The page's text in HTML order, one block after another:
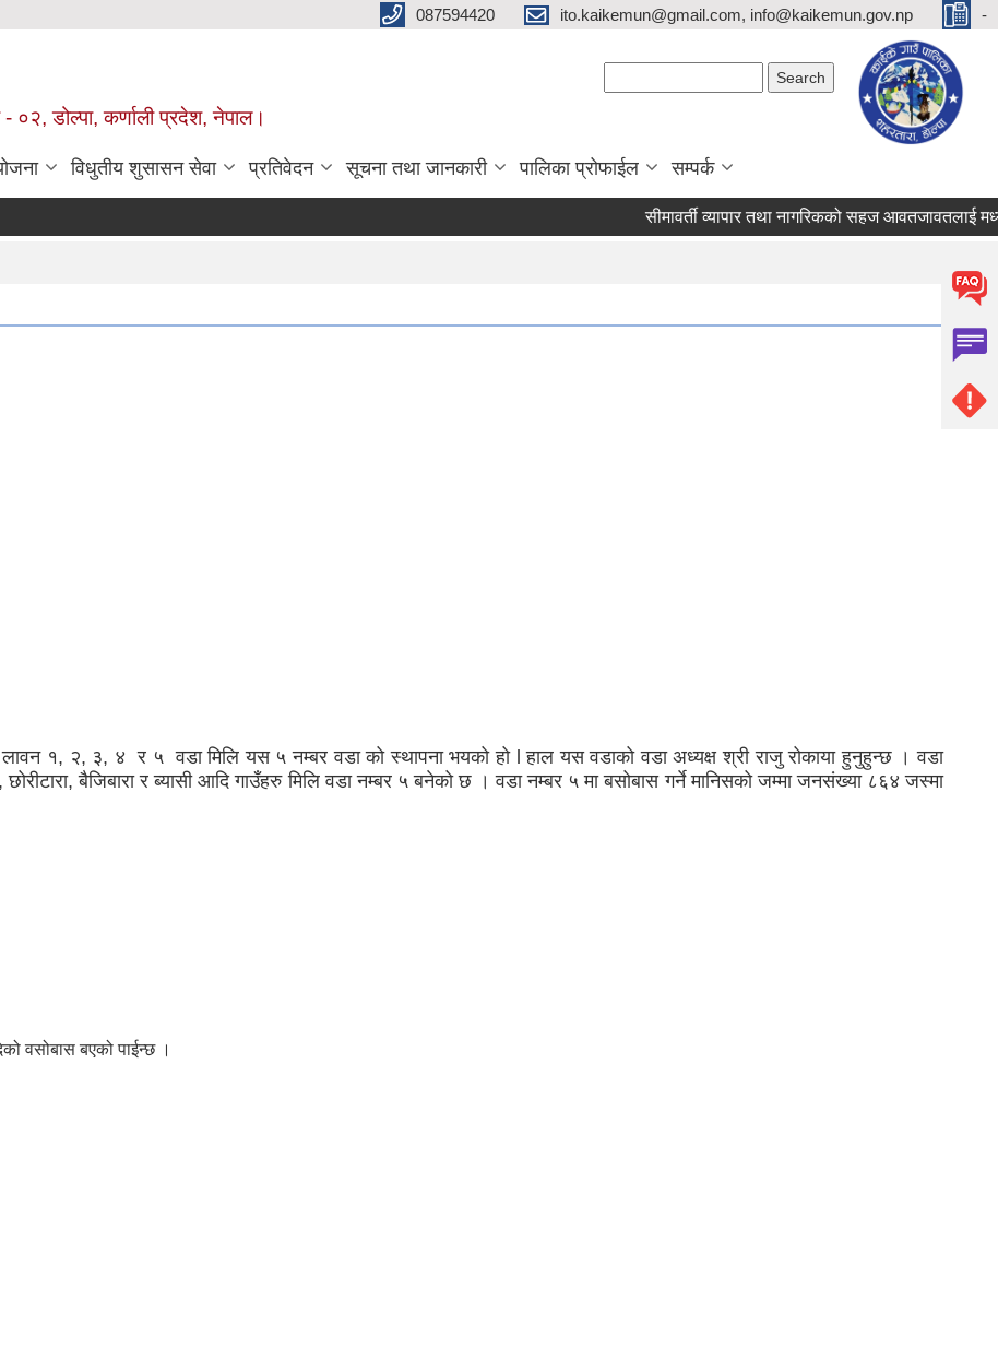
087594420 ito.kaikemun@gmail.com, info@kaikemun.gov.np -
- ०२, डोल्पा, कर्णाली प्रदेश, नेपाल।
विधुतीय शुसासन सेवा प्रतिवेदन सूचना तथा जानकारी पालिका प्रोफाईल सम्पर्क
सीमावर्ती व्यापार तथा नागरिकको सहज आवतजावतलाई
लावन १, २, ३, ४ र ५ वडा मिलि यस ५ नम्बर वडा को स्थापना भयको हो l हाल यस वडाको वडा अध्यक्ष श्री राजु रोकाया हुनुहुन्छ । वडा
छोरीटारा, बैजिबारा र ब्यासी आदि गाउँहरु मिलि वडा नम्बर ५ बनेको छ । वडा नम्बर ५ मा बसोबास गर्ने मानिसको जम्मा जनसंख्या ८६४ जस्मा
वसोबास बएको पाईन्छ ।